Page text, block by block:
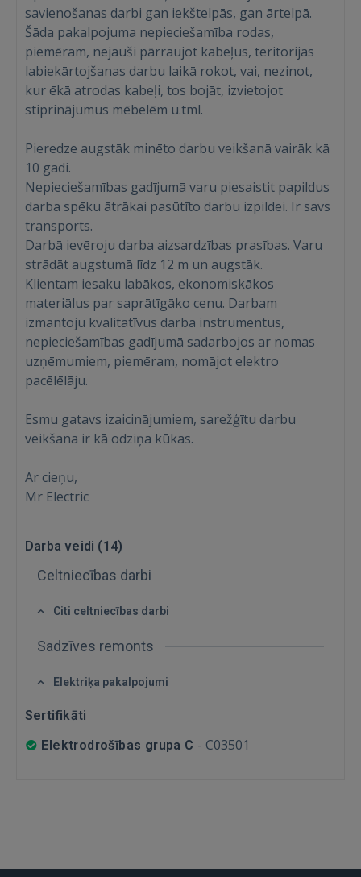
Ienākt
Aizmirsāt paroli? Atcerēties?
FACEBOOK
GOOGLE
Vēl neesat reģistrējies?
savienošanas darbi gan iekštelpās, gan ārtelpā.
Šāda pakalpojuma nepieciešamība rodas,
piemēram, nejauši pārraujot kabeļus, teritorijas
labiekārtojšanas darbu laikā rokot, vai, nezinot,
kur ēkā atrodas kabeļi, tos bojāt, izvietojot
stiprinājumus mēbelēm u.tml.
Pieredze augstāk minēto darbu veikšanā vairāk kā
10 gadi.
Nepieciešamības gadījumā varu piesaistit papildus
darba spēku ātrākai pasūtīto darbu izpildei. Ir savs
transports.
Darbā ievēroju darba aizsardzības prasības. Varu
strādāt augstumā līdz 12 m un augstāk.
Klientam iesaku labākos, ekonomiskākos
materiālus par saprātīgāko cenu. Darbam
izmantoju kvalitatīvus darba instrumentus,
nepieciešamības gadījumā sadarbojos ar nomas
uzņēmumiem, piemēram, nomājot elektro
pacēlēlāju.
Esmu gatavs izaicinājumiem, sarežģītu darbu
veikšana ir kā odziņa kūkas.
Ar cieņu,
Mr Electric
Darba veidi (14)
Celtniecības darbi
Citi celtniecības darbi
Sadzīves remonts
Elektriķa pakalpojumi
Sertifikāti
Elektrodrošības grupa C - C03501